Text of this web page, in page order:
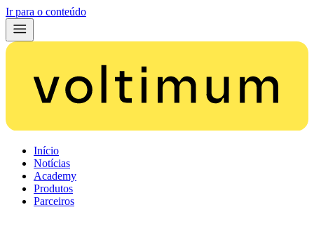
Ir para o conteúdo
Início
Notícias
Academy
Produtos
Parceiros